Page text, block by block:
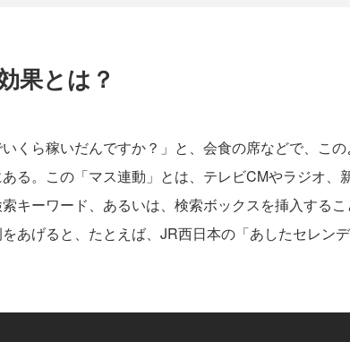
果とは？
くら稼いだんですか？」と、会食の席などで、こ
る。この「マス連動」とは、テレビCMやラジオ、
キーワード、あるいは、検索ボックスを挿入するこ
あげると、たとえば、JR西日本の「あしたセレン